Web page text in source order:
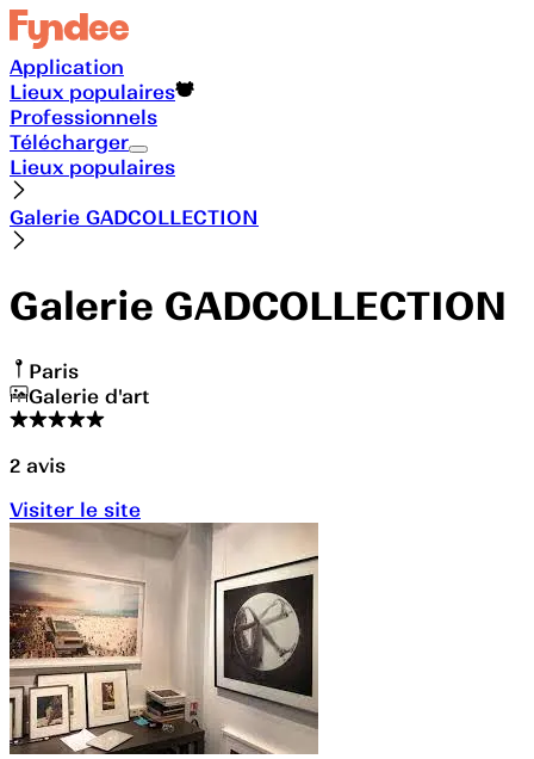
Application
Lieux populaires
Professionnels
Télécharger
Lieux populaires
Galerie GADCOLLECTION
Galerie GADCOLLECTION
Paris
Galerie d'art
2 avis
Visiter le site